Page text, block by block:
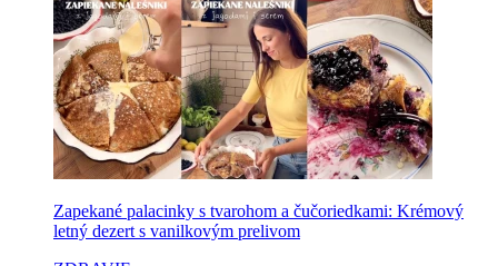
Zapekané palacinky s tvarohom a čučoriedkami: Krémový
letný dezert s vanilkovým prelivom